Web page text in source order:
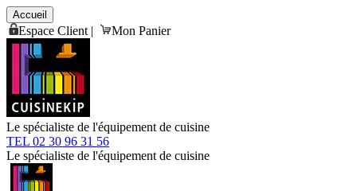
Accueil
Espace Client | Mon Panier
Le spécialiste de l'équipement de cuisine
TEL 02 30 96 31 56
Le spécialiste de l'équipement de cuisine